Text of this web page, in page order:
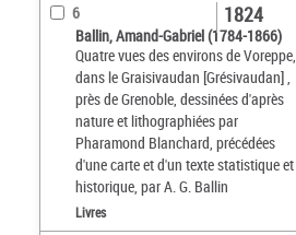
6
Ballin, Amand-Gabriel (1784-1866)
Quatre vues des environs de Voreppe,
dans le Graisivaudan [Grésivaudan] ,
près de Grenoble, dessinées d'après
nature et lithographiées par
Pharamond Blanchard, précédées
d'une carte et d'un texte statistique et
historique, par A. G. Ballin
1824
Livres